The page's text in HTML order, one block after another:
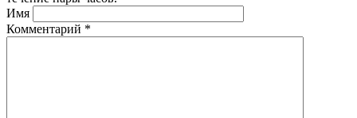
Имя
Комментарий *